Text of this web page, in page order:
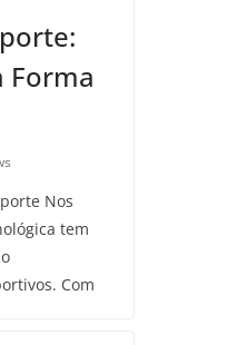
Forma
Nos
tem
Com